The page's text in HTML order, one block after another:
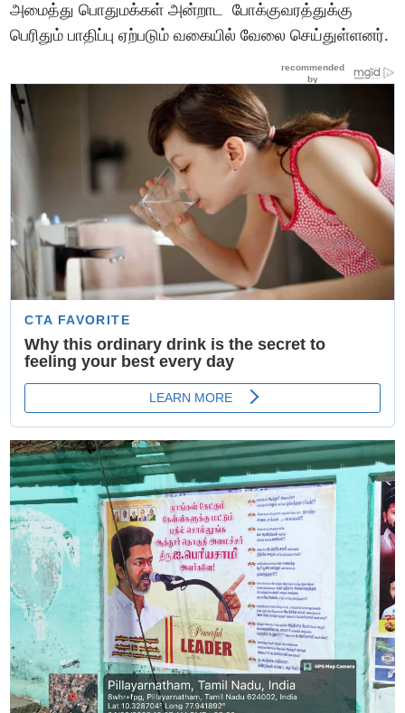
அமைத்து பொதுமக்கள் அன்றாட போக்குவரத்துக்கு
பெரிதும் பாதிப்பு ஏற்படும் வகையில் வேலை செய்துள்ளனர்.